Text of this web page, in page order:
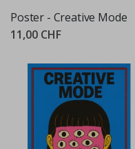
Poster - Creative Mode
11,00 CHF